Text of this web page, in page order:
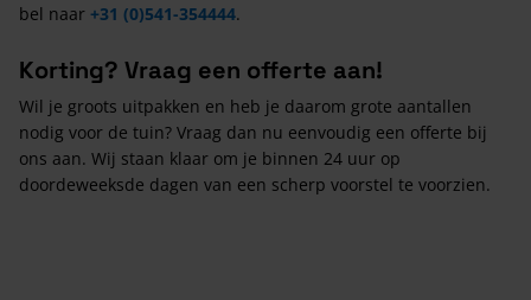
bel naar +31 (0)541-354444.
Korting? Vraag een offerte aan!
Wil je groots uitpakken en heb je daarom grote aantallen
nodig voor de tuin? Vraag dan nu eenvoudig een offerte bij
ons aan. Wij staan klaar om je binnen 24 uur op
doordeweeksde dagen van een scherp voorstel te voorzien.